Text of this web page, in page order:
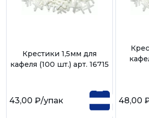
Крестики 1,5мм для
кафеля (100 шт.) арт. 16715
43,00 ₽/упак 48,00